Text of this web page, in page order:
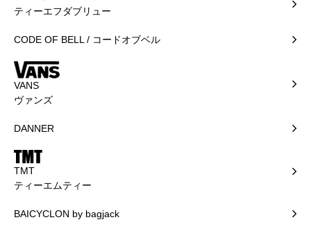
ティーエフダブリュー
CODE OF BELL / コードオブベル
VANS
ヴァンズ
DANNER
TMT
ティーエムティー
BAICYCLON by bagjack